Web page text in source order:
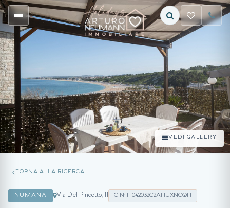
VEDI GALLERY
TORNA ALLA RICERCA
NUMANA Via Del Pincetto, 11 CIN: IT042032C2AHUXNCQH